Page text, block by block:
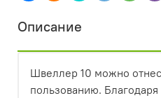
Описание
Швеллер 10 можно
пользованию.